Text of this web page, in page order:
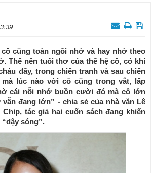
cô cũng toàn ngồi nhớ và hay nhớ theo
Thế nên tuổi thơ của thế hệ cô, có khi
đấy, trong chiến tranh và sau chiến
lúc nào với cô cũng trong vắt, lấp
cái nỗi nhớ buồn cười đó mà cô lớn
đang lớn” - chia sẻ của nhà văn Lê
tác giả hai cuốn sách đang khiến
sóng”.